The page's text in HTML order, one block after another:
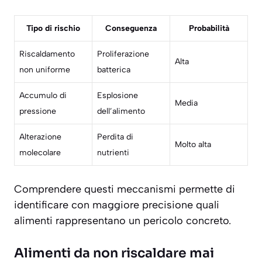
Tipo di rischio Conseguenza Probabilità
Riscaldamento
non uniforme
Proliferazione
batterica
Alta
Accumulo di
pressione
Esplosione
dell’alimento
Media
Alterazione
molecolare
Perdita di
nutrienti
Molto alta
Comprendere questi meccanismi permette di
identificare con maggiore precisione quali
alimenti rappresentano un pericolo concreto.
Alimenti da non riscaldare mai